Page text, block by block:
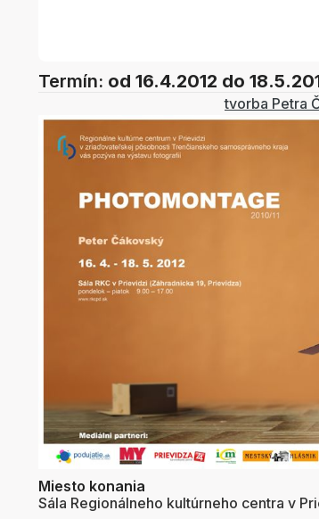
Termín: od 16.4.2012 do
tvorba Petra
Miesto konania
Sála Regionálneho kultúrneho centra v